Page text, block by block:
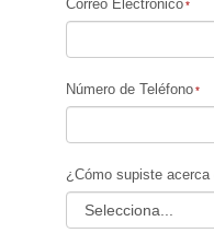
Correo Electrónico
Número de Teléfono
¿Cómo supiste acerca